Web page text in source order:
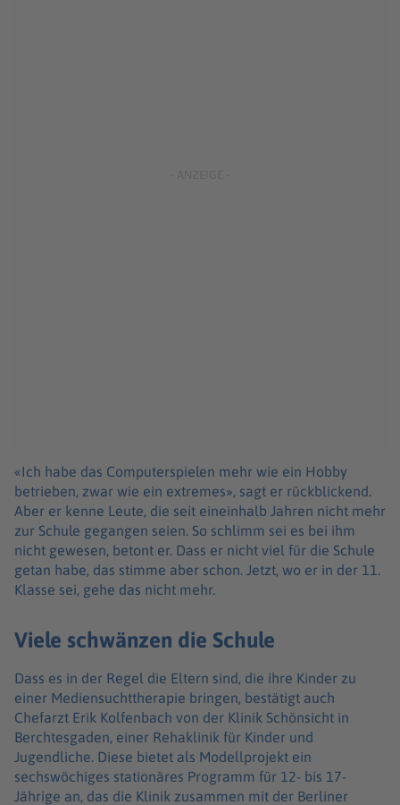
«Ich habe das Computerspielen mehr wie ein Hobby
betrieben, zwar wie ein extremes», sagt er rückblickend.
Aber er kenne Leute, die seit eineinhalb Jahren nicht mehr
zur Schule gegangen seien. So schlimm sei es bei ihm
nicht gewesen, betont er. Dass er nicht viel für die Schule
getan habe, das stimme aber schon. Jetzt, wo er in der 11.
Klasse sei, gehe das nicht mehr.
Viele schwänzen die Schule
Dass es in der Regel die Eltern sind, die ihre Kinder zu
einer Mediensuchttherapie bringen, bestätigt auch
Chefarzt Erik Kolfenbach von der Klinik Schönsicht in
Berchtesgaden, einer Rehaklinik für Kinder und
Jugendliche. Diese bietet als Modellprojekt ein
sechswöchiges stationäres Programm für 12- bis 17-
Jährige an, das die Klinik zusammen mit der Berliner